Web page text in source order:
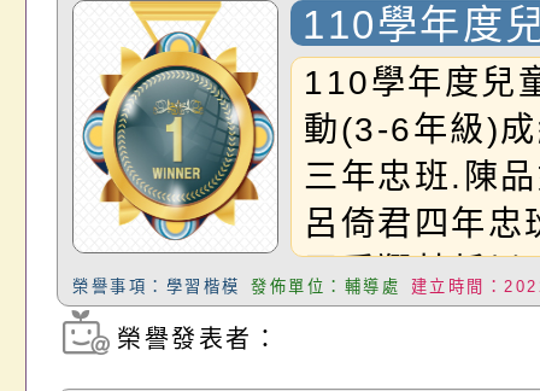
進步獎林煒程
希恩彭靖鈞吳
潁陳禹彤陳品
徐煜倫王禹翔
品妘王奕翔簡
云陳薇如
110學年度
跑活動
110學年度兒
動(3-6年級)
三年忠班.陳
呂倚君四年忠
王禹翔林哲以
尤嘉瑩吳禹劭
榮譽事項：學習楷模 發佈單位：輔導處 建立時間：
瀏覽次數：1327
榮譽發表者：